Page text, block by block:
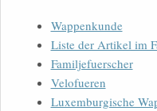
Wappenkunde
Liste der Artikel im
Familjefuerscher
Velofueren
Luxemburgische